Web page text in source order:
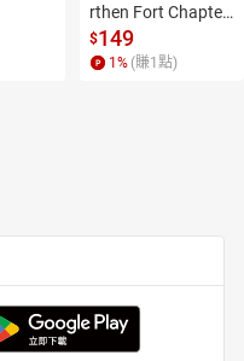
rthen Fort Chapter
4【有聲書】
$149
1 % (賺1 點)